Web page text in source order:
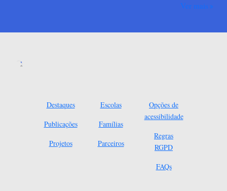
Ver mais
Destaques
Publicações
Projetos
Escolas
Famílias
Parceiros
Opções de
acessibilidade
Regras
RGPD
FAQs